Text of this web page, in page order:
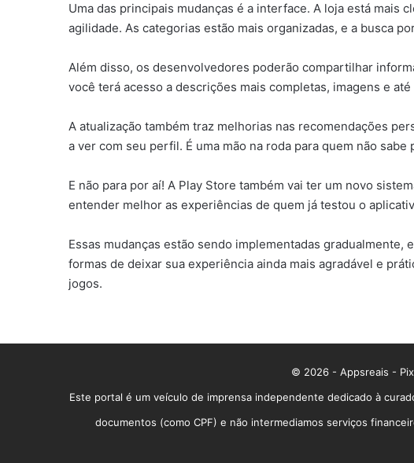
Uma das principais mudanças é a interface. A loja está mais
agilidade. As categorias estão mais organizadas, e a busca
Além disso, os desenvolvedores poderão compartilhar
você terá acesso a descrições mais completas, imagens e
A atualização também traz melhorias nas recomendações
a ver com seu perfil. É uma mão na roda para quem não
E não para por aí! A Play Store também vai ter um novo
entender melhor as experiências de quem já testou o
Essas mudanças estão sendo implementadas
formas de deixar sua experiência ainda mais agradável e
jogos.
© 2026 - Appsreais -
Este portal é um veículo de imprensa independente dedicado à
documentos (como CPF) e não intermediamos serviços